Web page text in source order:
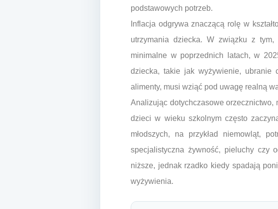
podstawowych potrzeb.
Inflacja odgrywa znaczącą rolę w
utrzymania dziecka. W związku z
minimalne w poprzednich latach, w
dziecka, takie jak wyżywienie, ubranie
alimenty, musi wziąć pod uwagę realną
Analizując dotychczasowe
dzieci w wieku szkolnym często
młodszych, na przykład niemowląt,
specjalistyczna żywność, pieluchy czy
niższe, jednak rzadko kiedy spadają
wyżywienia.